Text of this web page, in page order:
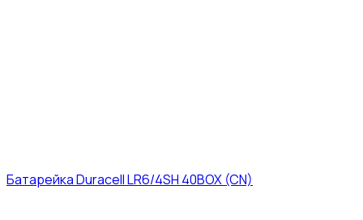
Батарейка Duracell LR6/4SH 40BOX (CN)